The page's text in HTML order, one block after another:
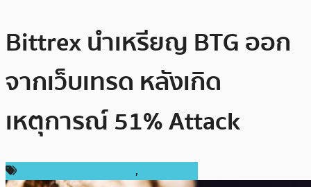
Bittrex นำเหรียญ BTG ออก
จากเว็บเทรด หลังเกิด
เหตุการณ์ 51% Attack
,